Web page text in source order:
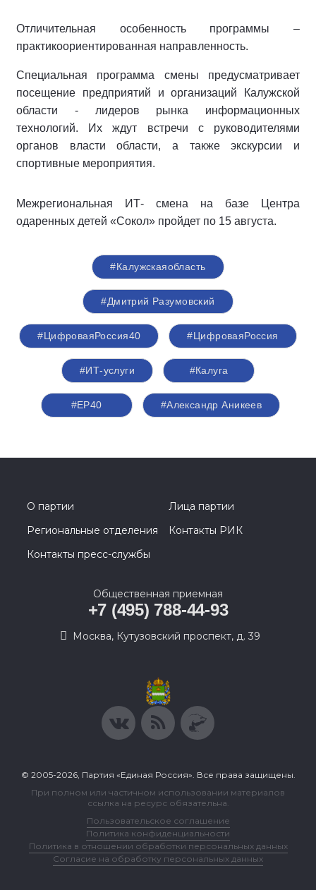
Отличительная особенность программы –
практикоориентированная направленность.
Специальная программа смены предусматривает
посещение предприятий и организаций Калужской
области - лидеров рынка информационных
технологий. Их ждут встречи с руководителями
органов власти области, а также экскурсии и
спортивные мероприятия.
Межрегиональная ИТ- смена на базе Центра
одаренных детей «Сокол» пройдет по 15 августа.
#Калужскаяобласть
#Дмитрий Разумовский
#ЦифроваяРоссия40 #ЦифроваяРоссия
#ИТ-услуги #Калуга
#ЕР40 #Александр Аникеев
О партии
Лица партии
Региональные отделения
Контакты РИК
Контакты пресс-службы
Общественная приемная
+7 (495) 788-44-93
Москва, Кутузовский проспект, д. 39
© 2005-2026, Партия «Единая Россия». Все права защищены.
При полном или частичном использовании материалов
ссылка на ресурс обязательна.
Пользовательское соглашение
Политика конфиденциальности
Политика в отношении обработки персональных данных
Согласие на обработку персональных данных